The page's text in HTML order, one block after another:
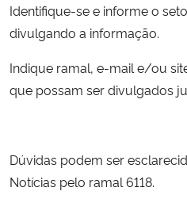
Ministério de Minas e Energia
Ministério da Ciência, Tecnologia,
Ministério do Desenvolvimento Regional
Identifique-se e informe o
divulgando a informação.
Indique ramal, e-mail e/ou
que possam ser divulgados
Dúvidas podem ser
Notícias pelo ramal 6118.